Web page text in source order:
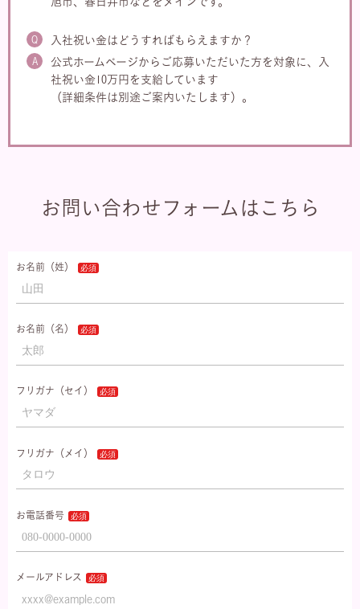
Q 入社祝い金はどうすればもらえますか？
A
公式ホームページからご応募いただいた方を対象に、入
社祝い金10万円を支給しています
（詳細条件は別途ご案内いたします）。